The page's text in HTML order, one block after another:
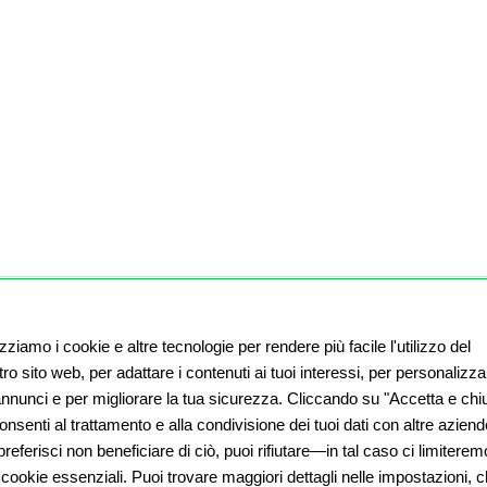
i cookie e altre tecnologie per rendere più facile l'utilizzo del
sito web, per adattare i contenuti ai tuoi interessi, per
e per migliorare la tua sicurezza. Cliccando su "Accetta e
al trattamento e alla condivisione dei tuoi dati con altre
non beneficiare di ciò, puoi rifiutare—in tal caso ci
essenziali. Puoi trovare maggiori dettagli nelle impostazioni,